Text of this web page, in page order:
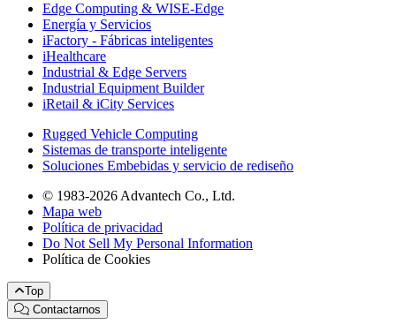
Edge Computing & WISE-Edge
Energía y Servicios
iFactory - Fábricas inteligentes
iHealthcare
Industrial & Edge Servers
Industrial Equipment Builder
iRetail & iCity Services
Rugged Vehicle Computing
Sistemas de transporte inteligente
Soluciones Embebidas y servicio de rediseño
© 1983-2026 Advantech Co., Ltd.
Mapa web
Política de privacidad
Do Not Sell My Personal Information
Política de Cookies
Top
Contactarnos